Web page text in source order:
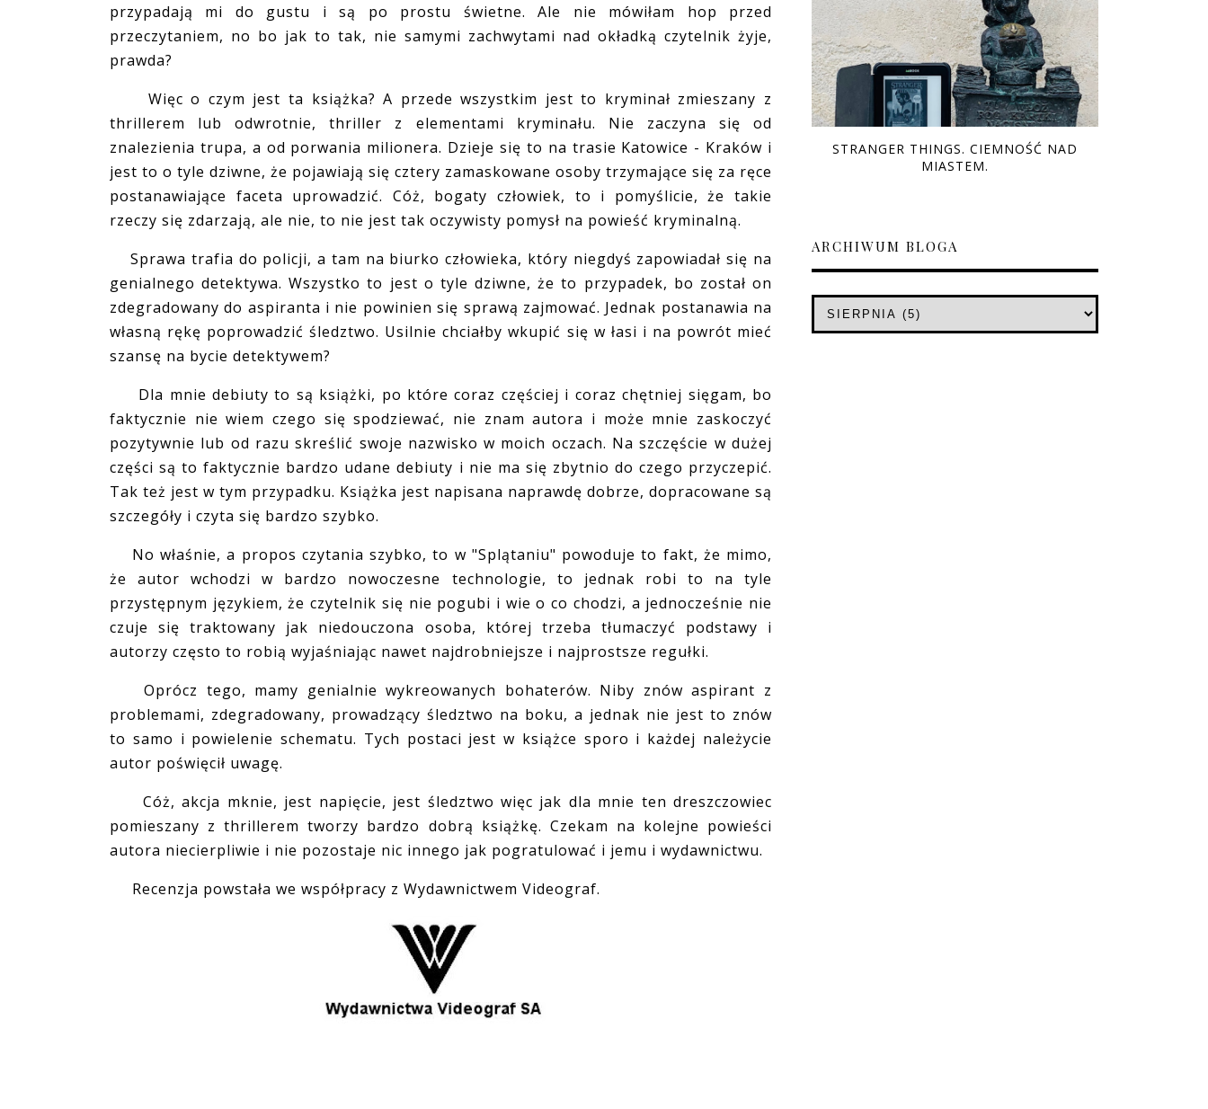
przypadają mi do gustu i są po prostu świetne. Ale nie mówiłam hop przed
przeczytaniem, no bo jak to tak, nie samymi zachwytami nad okładką czytelnik żyje,
prawda?
Więc o czym jest ta książka? A przede wszystkim jest to kryminał zmieszany z
thrillerem lub odwrotnie, thriller z elementami kryminału. Nie zaczyna się od
znalezienia trupa, a od porwania milionera. Dzieje się to na trasie Katowice - Kraków i
jest to o tyle dziwne, że pojawiają się cztery zamaskowane osoby trzymające się za ręce
postanawiające faceta uprowadzić. Cóż, bogaty człowiek, to i pomyślicie, że takie
rzeczy się zdarzają, ale nie, to nie jest tak oczywisty pomysł na powieść kryminalną.
Sprawa trafia do policji, a tam na biurko człowieka, który niegdyś zapowiadał się na
genialnego detektywa. Wszystko to jest o tyle dziwne, że to przypadek, bo został on
zdegradowany do aspiranta i nie powinien się sprawą zajmować. Jednak postanawia na
własną rękę poprowadzić śledztwo. Usilnie chciałby wkupić się w łasi i na powrót mieć
szansę na bycie detektywem?
Dla mnie debiuty to są książki, po które coraz częściej i coraz chętniej sięgam, bo
faktycznie nie wiem czego się spodziewać, nie znam autora i może mnie zaskoczyć
pozytywnie lub od razu skreślić swoje nazwisko w moich oczach. Na szczęście w dużej
części są to faktycznie bardzo udane debiuty i nie ma się zbytnio do czego przyczepić.
Tak też jest w tym przypadku. Książka jest napisana naprawdę dobrze, dopracowane są
szczegóły i czyta się bardzo szybko.
No właśnie, a propos czytania szybko, to w "Splątaniu" powoduje to fakt, że mimo,
że autor wchodzi w bardzo nowoczesne technologie, to jednak robi to na tyle
przystępnym językiem, że czytelnik się nie pogubi i wie o co chodzi, a jednocześnie nie
czuje się traktowany jak niedouczona osoba, której trzeba tłumaczyć podstawy i
autorzy często to robią wyjaśniając nawet najdrobniejsze i najprostsze regułki.
Oprócz tego, mamy genialnie wykreowanych bohaterów. Niby znów aspirant z
problemami, zdegradowany, prowadzący śledztwo na boku, a jednak nie jest to znów
to samo i powielenie schematu. Tych postaci jest w książce sporo i każdej należycie
autor poświęcił uwagę.
Cóż, akcja mknie, jest napięcie, jest śledztwo więc jak dla mnie ten dreszczowiec
pomieszany z thrillerem tworzy bardzo dobrą książkę. Czekam na kolejne powieści
autora niecierpliwie i nie pozostaje nic innego jak pogratulować i jemu i wydawnictwu.
Recenzja powstała we współpracy z Wydawnictwem Videograf.
STRANGER THINGS. CIEMNOŚĆ NAD
MIASTEM.
ARCHIWUM BLOGA